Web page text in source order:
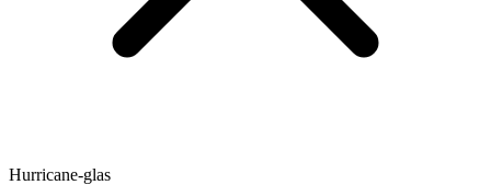
Hurricane-glas